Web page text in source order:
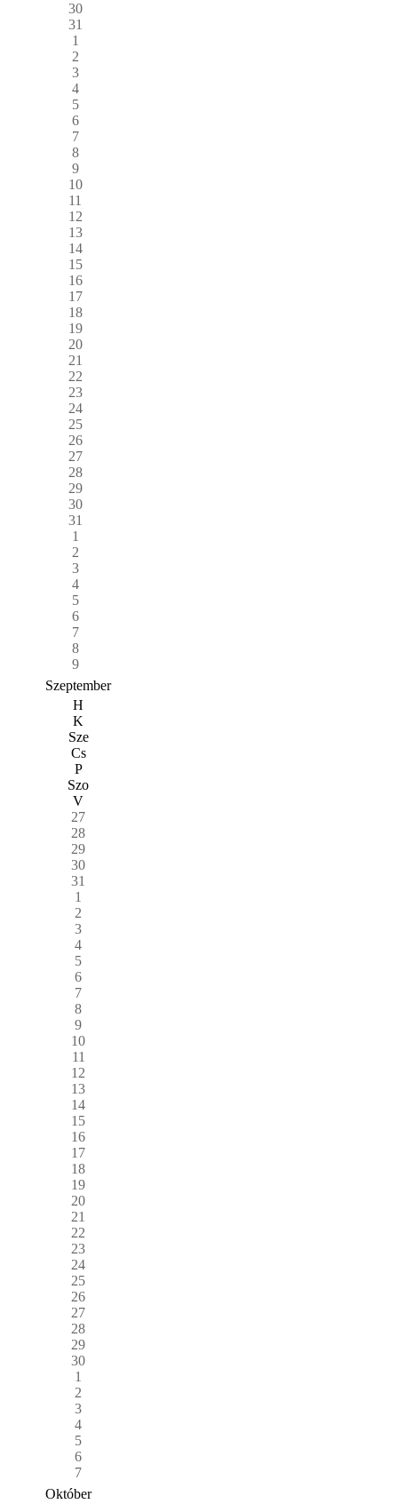
30
31
1
2
3
4
5
6
7
8
9
10
11
12
13
14
15
16
17
18
19
20
21
22
23
24
25
26
27
28
29
30
31
1
2
3
4
5
6
7
8
9
Szeptember
H
K
Sze
Cs
P
Szo
V
27
28
29
30
31
1
2
3
4
5
6
7
8
9
10
11
12
13
14
15
16
17
18
19
20
21
22
23
24
25
26
27
28
29
30
1
2
3
4
5
6
7
Október